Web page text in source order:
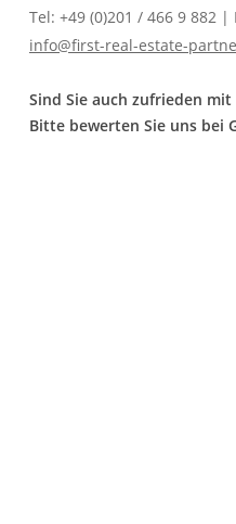
Tel: +49 (0)201 / 466 9 882 |
info@first-real-estate-
Sind Sie auch zufrieden
Bitte bewerten Sie uns bei